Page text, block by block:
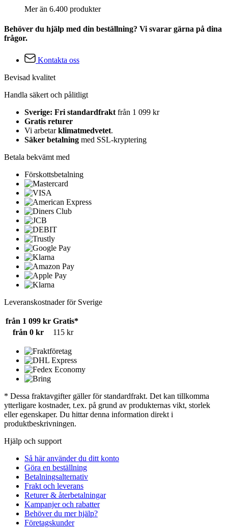
Mer än 6.400 produkter
Behöver du hjälp med din beställning? Vi svarar gärna på dina
frågor.
Kontakta oss
Bevisad kvalitet
Handla säkert och pålitligt
Sverige: Fri standardfrakt från 1 099 kr
Gratis returer
Vi arbetarklimatmedvetet.
Säker betalning med SSL-kryptering
Betala bekvämt med
Förskottsbetalning
Leveranskostnader för Sverige
från 1 099 kr Gratis*
från 0 kr
115 kr
* Dessa fraktavgifter gäller för standardfrakt. Det kan tillkomma
ytterligare kostnader, t.ex. på grund av produkternas vikt, storlek
eller egenskaper. Du hittar denna information direkt i
produktbeskrivningen.
Hjälp och support
Så här använder du ditt konto
Göra en beställning
Betalningsalternativ
Frakt och leverans
Returer & återbetalningar
Kampanjer och rabatter
Behöver du mer hjälp?
Företagskunder